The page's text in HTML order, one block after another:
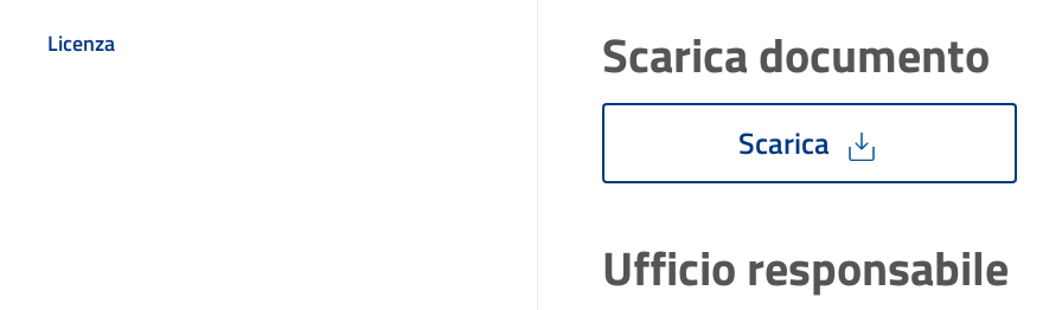
Licenza
Scarica documento
Scarica
Ufficio responsabile